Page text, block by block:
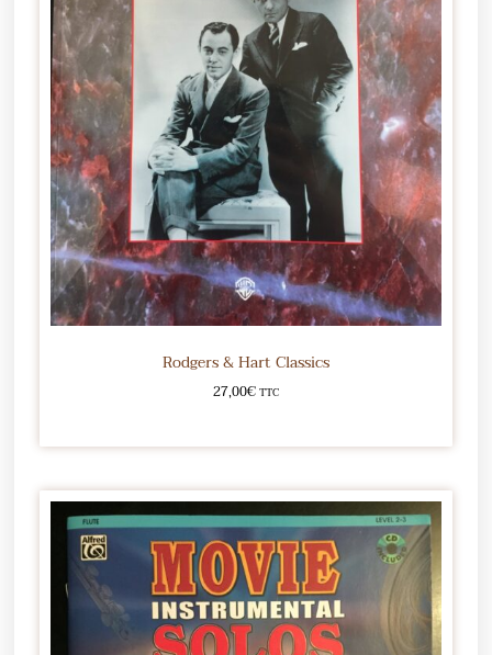
Rodgers & Hart Classics
27,00€TTC